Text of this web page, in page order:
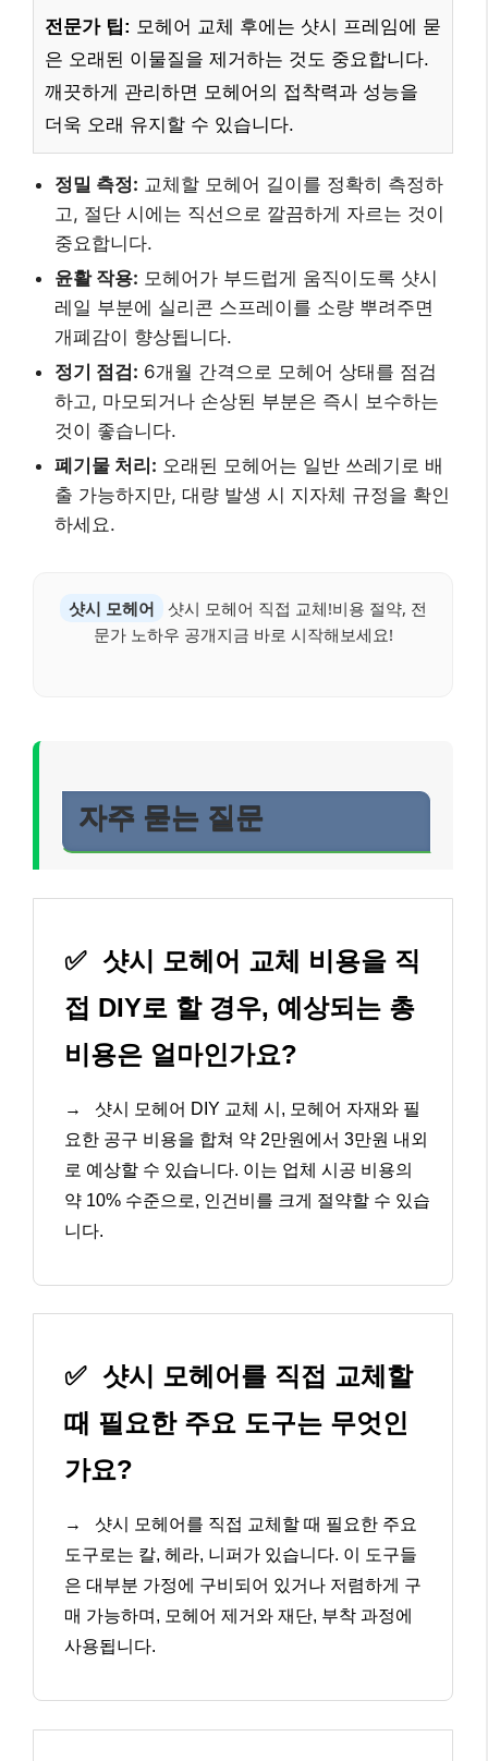
전문가 팁: 모헤어 교체 후에는 샷시 프레임에 묻
은 오래된 이물질을 제거하는 것도 중요합니다.
깨끗하게 관리하면 모헤어의 접착력과 성능을
더욱 오래 유지할 수 있습니다.
정밀 측정: 교체할 모헤어 길이를 정확히 측정하
고, 절단 시에는 직선으로 깔끔하게 자르는 것이
중요합니다.
윤활 작용: 모헤어가 부드럽게 움직이도록 샷시
레일 부분에 실리콘 스프레이를 소량 뿌려주면
개폐감이 향상됩니다.
정기 점검: 6개월 간격으로 모헤어 상태를 점검
하고, 마모되거나 손상된 부분은 즉시 보수하는
것이 좋습니다.
폐기물 처리: 오래된 모헤어는 일반 쓰레기로 배
출 가능하지만, 대량 발생 시 지자체 규정을 확인
하세요.
샷시 모헤어
샷시 모헤어 직접 교체!비용 절약, 전
문가 노하우 공개지금 바로 시작해보세요!
자주 묻는 질문
✅ 샷시 모헤어 교체 비용을 직
접 DIY로 할 경우, 예상되는 총
비용은 얼마인가요?
→
샷시 모헤어 DIY 교체 시, 모헤어 자재와 필
요한 공구 비용을 합쳐 약 2만원에서 3만원 내외
로 예상할 수 있습니다. 이는 업체 시공 비용의
약 10% 수준으로, 인건비를 크게 절약할 수 있습
니다.
✅ 샷시 모헤어를 직접 교체할
때 필요한 주요 도구는 무엇인
가요?
→
샷시 모헤어를 직접 교체할 때 필요한 주요
도구로는 칼, 헤라, 니퍼가 있습니다. 이 도구들
은 대부분 가정에 구비되어 있거나 저렴하게 구
매 가능하며, 모헤어 제거와 재단, 부착 과정에
사용됩니다.